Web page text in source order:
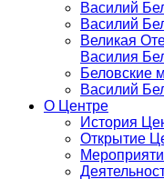
Василий
Василий
Великая
Василия
Беловские
Василий
О Центре
История
Открытие